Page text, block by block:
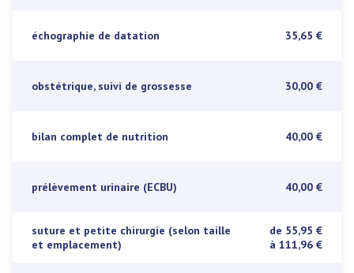
échographie de datation 35,65 €
obstétrique, suivi de grossesse 30,00 €
bilan complet de nutrition 40,00 €
prélèvement urinaire (ECBU) 40,00 €
suture et petite chirurgie (selon taille
et emplacement)
de 55,95 €
à 111,96 €